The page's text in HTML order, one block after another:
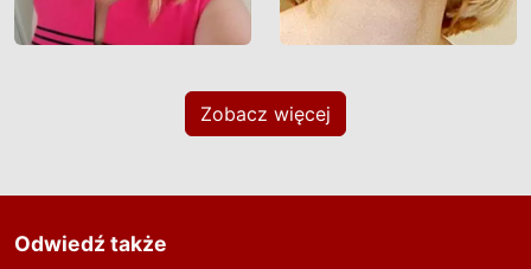
Zobacz więcej
Odwiedź także